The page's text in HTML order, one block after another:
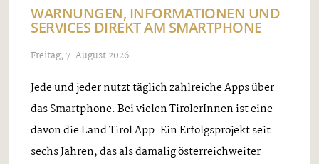
WARNUNGEN, INFORMATIONEN UND
SERVICES DIREKT AM SMARTPHONE
Freitag, 7. August 2026
Jede und jeder nutzt täglich zahlreiche Apps über
das Smartphone. Bei vielen TirolerInnen ist eine
davon die Land Tirol App. Ein Erfolgsprojekt seit
sechs Jahren, das als damalig österreichweiter